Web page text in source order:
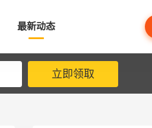
最新动态
立即领取